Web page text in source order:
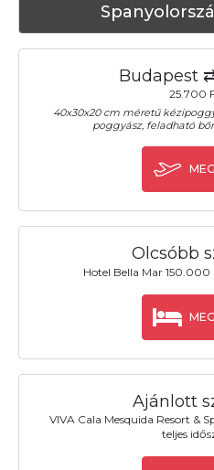
Budapest
25.700
40x30x20 cm méretű
poggyász, feladható
Olcsóbb
Hotel Bella Mar
Ajánlott
VIVA Cala Mesquida Resort &
teljes